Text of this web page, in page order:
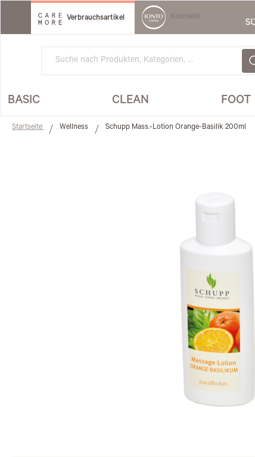
Direkt
zum
Verbrauchsartikel Kosmetik
BASIC CLEAN FOOT
Startseite Wellness Schupp Mass.-Lotion Orange-Basilik 200ml